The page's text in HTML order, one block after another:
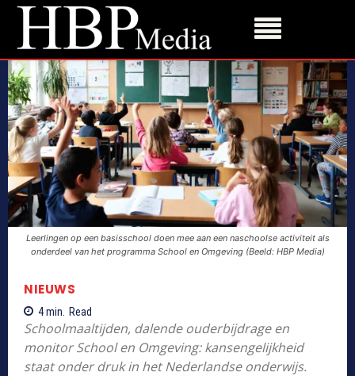
Leerlingen op een basisschool doen mee aan een naschoolse activiteit als
onderdeel van het programma School en Omgeving (Beeld: HBP Media)
NIEUWS
4min. Read
Schoolmaaltijden, dalende ouderbijdrage en
monitor School en Omgeving: kansengelijkheid
staat onder druk in het Nederlandse onderwijs.